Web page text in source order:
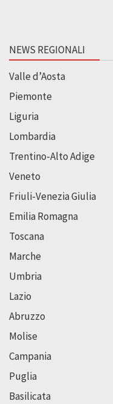
NEWS REGIONALI
Valle d’Aosta
Piemonte
Liguria
Lombardia
Trentino-Alto Adige
Veneto
Friuli-Venezia Giulia
Emilia Romagna
Toscana
Marche
Umbria
Lazio
Abruzzo
Molise
Campania
Puglia
Basilicata